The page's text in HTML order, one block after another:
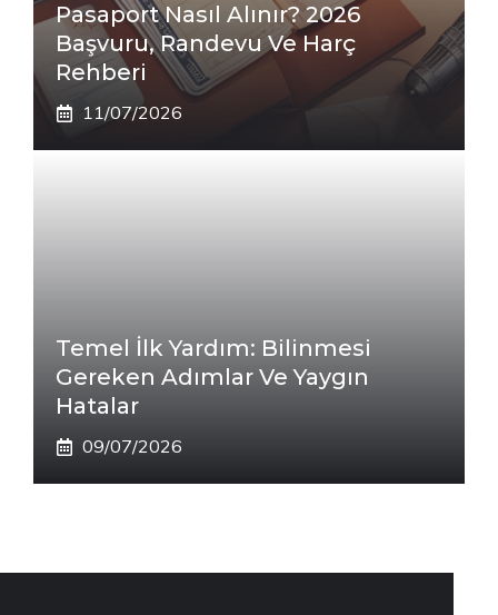
Pasaport Nasıl Alınır? 2026
Başvuru, Randevu Ve Harç
Rehberi
11/07/2026
Temel İlk Yardım: Bilinmesi
Gereken Adımlar Ve Yaygın
Hatalar
09/07/2026